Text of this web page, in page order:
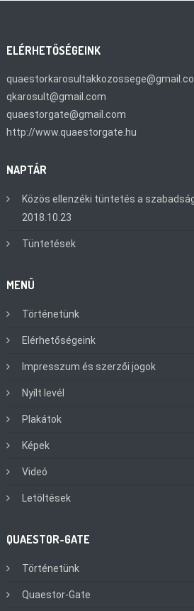
ELÉRHETŐSÉGEINK
qkarosult@gmail.com
quaestorgate@gmail.com
http://www.quaestorgate.hu
NAPTÁR
Közös ellenzéki tüntetés a
2018.10.23
Tüntetések
MENÜ
Történetünk
Elérhetőségeink
Impresszum és szerzői jogok
Nyílt levél
Plakátok
Képek
Videó
Letöltések
QUAESTOR-GATE
Történetünk
Quaestor-Gate